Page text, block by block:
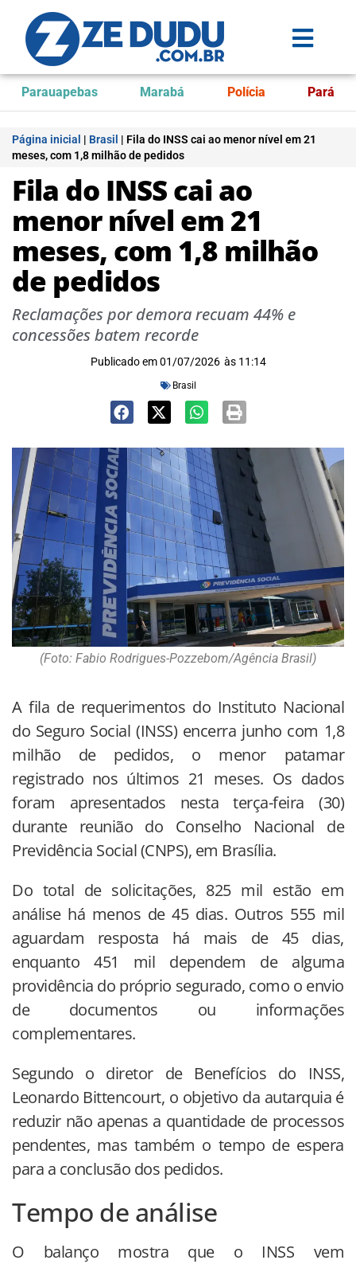
Parauapebas Marabá Polícia Pará
Página inicial | Brasil | Fila do INSS cai ao menor nível em 21
meses, com 1,8 milhão de pedidos
Fila do INSS cai ao
menor nível em 21
meses, com 1,8 milhão
de pedidos
Reclamações por demora recuam 44% e
concessões batem recorde
Publicado em 01/07/2026 às 11:14
Brasil
(Foto: Fabio Rodrigues-Pozzebom/Agência Brasil)
A fila de requerimentos do Instituto Nacional
do Seguro Social (INSS) encerra junho com 1,8
milhão de pedidos, o menor patamar
registrado nos últimos 21 meses. Os dados
foram apresentados nesta terça-feira (30)
durante reunião do Conselho Nacional de
Previdência Social (CNPS), em Brasília.
Do total de solicitações, 825 mil estão em
análise há menos de 45 dias. Outros 555 mil
aguardam resposta há mais de 45 dias,
enquanto 451 mil dependem de alguma
providência do próprio segurado, como o envio
de documentos ou informações
complementares.
Segundo o diretor de Benefícios do INSS,
Leonardo Bittencourt, o objetivo da autarquia é
reduzir não apenas a quantidade de processos
pendentes, mas também o tempo de espera
para a conclusão dos pedidos.
Tempo de análise
O balanço mostra que o INSS vem